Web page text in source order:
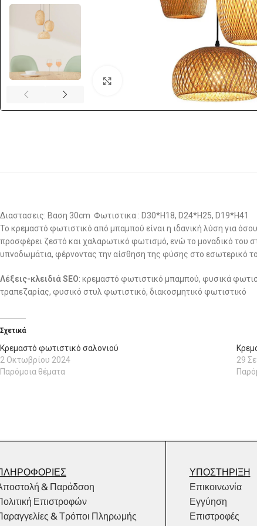
Click to enlarge
Διαστασεις: Βαση 30cm Φωτιστικα : D30*H18, D24*H25, D19*H41
Το κρεμαστό φωτιστικό από μπαμπού είναι η ιδανική λύση για
προσφέρει ζεστό και χαλαρωτικό φωτισμό, ενώ το μοναδικό του
υπνοδωμάτια, φέρνοντας την αίσθηση της φύσης στο εσωτερικό
Λέξεις-κλειδιά SEO: κρεμαστό φωτιστικό μπαμπού, φυσικά
τραπεζαρίας, φυσικό στυλ φωτιστικό, διακοσμητικό φωτιστικό
Σχετικά
Κρεμαστό φωτιστικό σαλονιού
2 Οκτωβρίου 2024
Παρόμοια θέματα
29
& Παράδσοη
Επιστροφών
& Τρόποι Πληρωμής
ΥΠΟΣΤΗΡΙΞΗ
Επικοινωνία
Εγγύηση
Επιστροφές